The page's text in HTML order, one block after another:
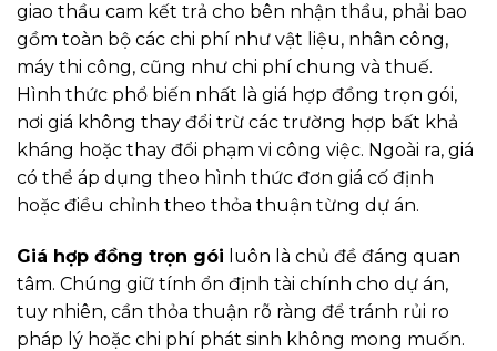
giao thầu cam kết trả cho bên nhận thầu, phải bao
gồm toàn bộ các chi phí như vật liệu, nhân công,
máy thi công, cũng như chi phí chung và thuế.
Hình thức phổ biến nhất là giá hợp đồng trọn gói,
nơi giá không thay đổi trừ các trường hợp bất khả
kháng hoặc thay đổi phạm vi công việc. Ngoài ra, giá
có thể áp dụng theo hình thức đơn giá cố định
hoặc điều chỉnh theo thỏa thuận từng dự án.
Giá hợp đồng trọn gói luôn là chủ đề đáng quan
tâm. Chúng giữ tính ổn định tài chính cho dự án,
tuy nhiên, cần thỏa thuận rõ ràng để tránh rủi ro
pháp lý hoặc chi phí phát sinh không mong muốn.